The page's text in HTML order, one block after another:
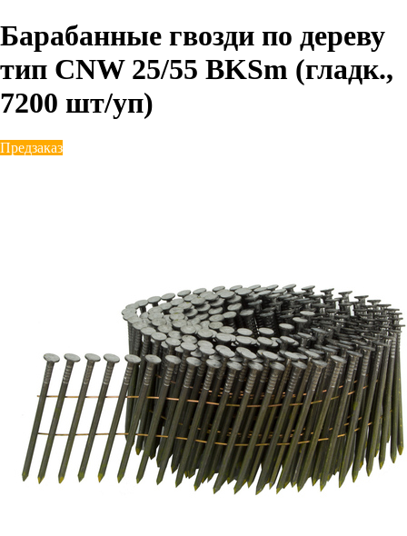
Барабанные гвозди по дереву
тип CNW 25/55 BKSm (гладк.,
7200 шт/уп)
Предзаказ